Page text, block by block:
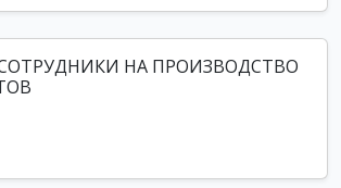
НА ПРОИЗВОДСТВО